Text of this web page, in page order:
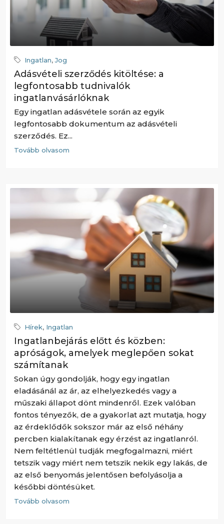
Ingatlan,Jog
Adásvételi szerződés kitöltése: a
legfontosabb tudnivalók
ingatlanvásárlóknak
Egy ingatlan adásvétele során az egyik
legfontosabb dokumentum az adásvételi
szerződés. Ez...
Tovább olvasom
Hírek, Ingatlan
Ingatlanbejárás előtt és közben:
apróságok, amelyek meglepően sokat
számítanak
Sokan úgy gondolják, hogy egy ingatlan
eladásánál az ár, az elhelyezkedés vagy a
műszaki állapot dönt mindenről. Ezek valóban
fontos tényezők, de a gyakorlat azt mutatja, hogy
az érdeklődők sokszor már az első néhány
percben kialakítanak egy érzést az ingatlanról.
Nem feltétlenül tudják megfogalmazni, miért
tetszik vagy miért nem tetszik nekik egy lakás, de
az első benyomás jelentősen befolyásolja a
későbbi döntésüket.
Tovább olvasom